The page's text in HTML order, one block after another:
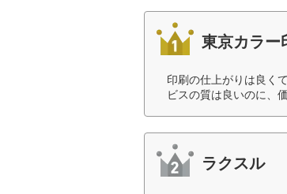
東京カラー
印刷の仕上がりは良く
ビスの質は良いのに、
ラクスル